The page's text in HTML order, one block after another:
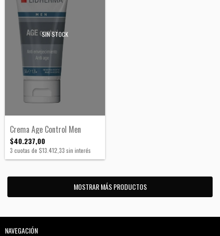
SIN STOCK
Crema Age Control Men
$40.237,00
3 cuotas de $13.412,33 sin interés
MOSTRAR MÁS PRODUCTOS
NAVEGACIÓN